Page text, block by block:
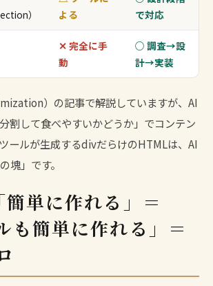
）
よる
で対応
✕ 完全に手
動
○ 調査→設
計→実装
） の記事で解説していますが、AI
割して食べやすいかどうか」でコンテン
ールが生成するdivだらけのHTMLは、AI
塊」です。
単に作れる」＝
も簡単に作れる」＝